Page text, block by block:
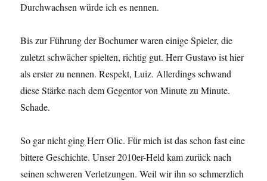
Durchwachsen würde ich es nennen.
Bis zur Führung der Bochumer waren einige Spieler, die
zuletzt schwächer spielten, richtig gut. Herr Gustavo ist hier
als erster zu nennen. Respekt, Luiz. Allerdings schwand
diese Stärke nach dem Gegentor von Minute zu Minute.
Schade.
So gar nicht ging Herr Olic. Für mich ist das schon fast eine
bittere Geschichte. Unser 2010er-Held kam zurück nach
seinen schweren Verletzungen. Weil wir ihn so schmerzlich